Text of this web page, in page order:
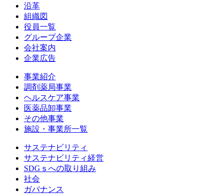
沿革
組織図
役員一覧
グループ企業
会社案内
企業広告
事業紹介
調剤薬局事業
ヘルスケア事業
医薬品卸事業
その他事業
施設・事業所一覧
サステナビリティ
サステナビリティ経営
SDGｓへの取り組み
社会
ガバナンス